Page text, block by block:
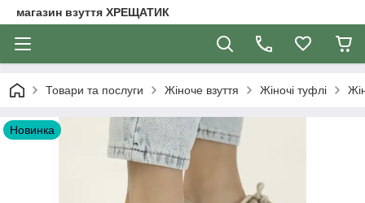
магазин взуття ХРЕЩАТИК
Товари та послуги Жіноче взуття Жіночі туфлі
Новинка